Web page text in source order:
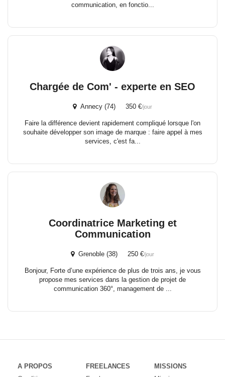
communication, en fonctio...
Chargée de Com' - experte en SEO
Annecy (74) 350 €/jour
Faire la différence devient rapidement compliqué lorsque l'on
souhaite développer son image de marque : faire appel à mes
services, c'est fa...
Coordinatrice Marketing et
Communication
Grenoble (38) 250 €/jour
Bonjour, Forte d’une expérience de plus de trois ans, je vous
propose mes services dans la gestion de projet de
communication 360°, management de ...
A PROPOS
FREELANCES
MISSIONS